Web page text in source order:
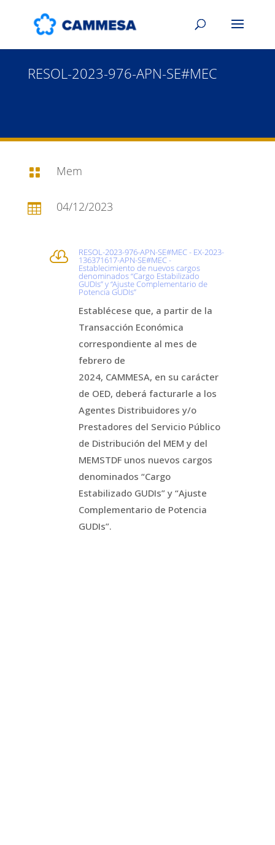
RESOL-2023-976-APN-SE#MEC
 Mem
 04/12/2023
 RESOL-2023-976-APN-SE#MEC - EX-2023-
136371617-APN-SE#MEC -
Establecimiento de nuevos cargos
denominados “Cargo Estabilizado
GUDIs” y “Ajuste Complementario de
Potencia GUDIs”
Establécese que, a partir de la
Transacción Económica
correspondiente al mes de
febrero de
2024, CAMMESA, en su carácter
de OED, deberá facturarle a los
Agentes Distribuidores y/o
Prestadores del Servicio Público
de Distribución del MEM y del
MEMSTDF unos nuevos cargos
denominados “Cargo
Estabilizado GUDIs” y “Ajuste
Complementario de Potencia
GUDIs”.